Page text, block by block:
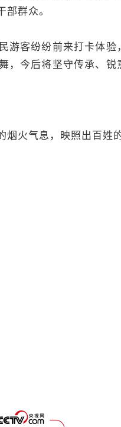
群众。
客纷纷前来打卡体验
，今后将坚守传承、锐
火气息，映照出百姓的